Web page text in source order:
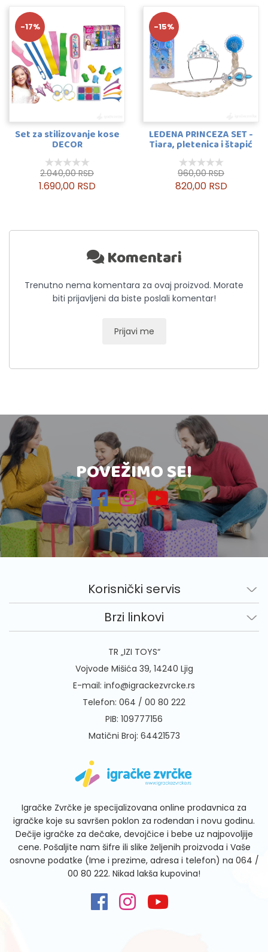
-17%
Set za stilizovanje kose
DECOR
2.040,00 RSD
1.690,00 RSD
-15%
LEDENA PRINCEZA SET -
Tiara, pletenica i štapić
960,00 RSD
820,00 RSD
Komentari
Trenutno nema komentara za ovaj proizvod. Morate
biti prijavljeni da biste poslali komentar!
Prijavi me
POVEŽIMO SE!
Korisnički servis
Brzi linkovi
TR „IZI TOYS“
Vojvode Mišića 39, 14240 Ljig
E-mail: info@igrackezvrcke.rs
Telefon: 064 / 00 80 222
PIB: 109777156
Matični Broj: 64421573
Igračke Zvrčke je specijalizovana online prodavnica za
igračke koje su savršen poklon za rođendan i novu godinu.
Dečije igračke za dečake, devojčice i bebe uz najpovoljije
cene. Pošaljite nam šifre ili slike željenih proizvoda i Vaše
osnovne podatke (Ime i prezime, adresa i telefon) na 064 /
00 80 222. Nikad lakša kupovina!